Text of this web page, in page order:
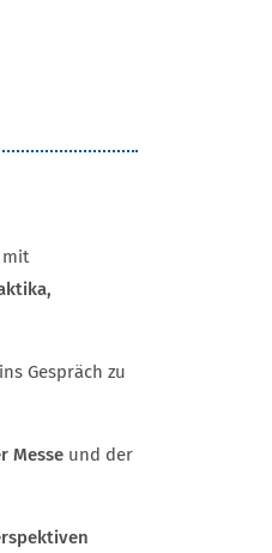
mit
Gespräch zu
Messe und der